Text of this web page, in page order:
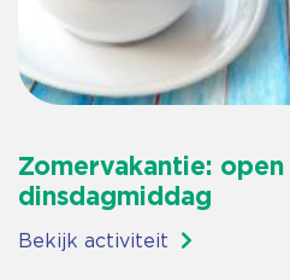
Zomervakantie:
dinsdagmiddag
Bekijk activiteit